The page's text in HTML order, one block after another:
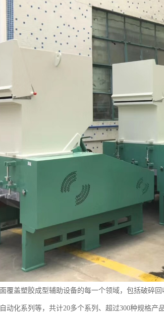
覆盖塑胶成型辅助设备的每一个领域，包括破碎
动化系列等，共计20多个系列、超过300种规格产品